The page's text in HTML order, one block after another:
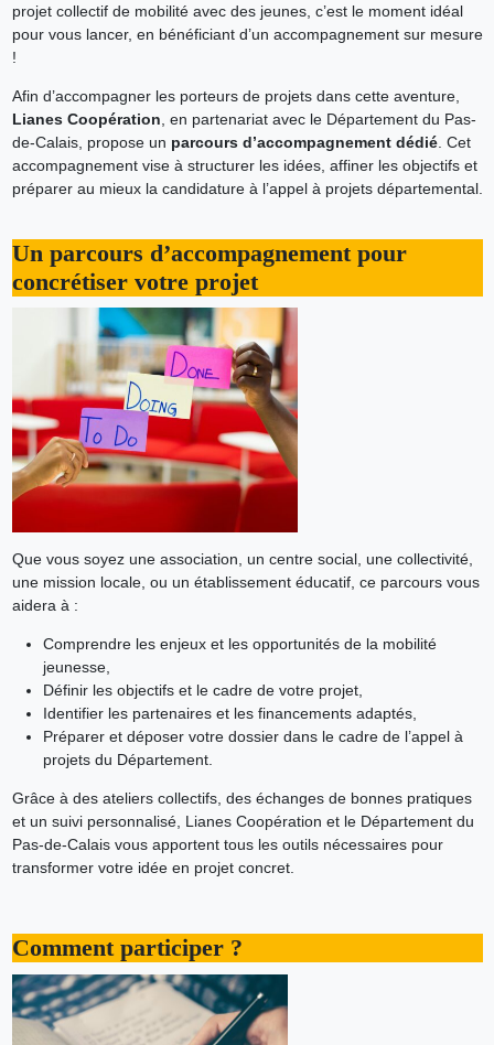
projet collectif de mobilité avec des jeunes, c’est le moment idéal
pour vous lancer, en bénéficiant d’un accompagnement sur mesure
!
Afin d’accompagner les porteurs de projets dans cette aventure,
Lianes Coopération , en partenariat avec le Département du Pas-
de-Calais, propose un parcours d’accompagnement dédié. Cet
accompagnement vise à structurer les idées, affiner les objectifs et
préparer au mieux la candidature à l’appel à projets départemental.
Un parcours d’accompagnement pour
concrétiser votre projet
Que vous soyez une association, un centre social, une collectivité,
une mission locale, ou un établissement éducatif, ce parcours vous
aidera à :
Comprendre les enjeux et les opportunités de la mobilité
jeunesse,
Définir les objectifs et le cadre de votre projet,
Identifier les partenaires et les financements adaptés,
Préparer et déposer votre dossier dans le cadre de l’appel à
projets du Département.
Grâce à des ateliers collectifs, des échanges de bonnes pratiques
et un suivi personnalisé, Lianes Coopération et le Département du
Pas-de-Calais vous apportent tous les outils nécessaires pour
transformer votre idée en projet concret.
Comment participer ?